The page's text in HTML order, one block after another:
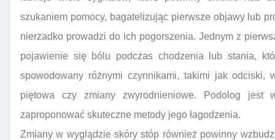
szukaniem pomocy, bagatelizując pierwsze objawy lub
nierzadko prowadzi do ich pogorszenia. Jednym z
pojawienie się bólu podczas chodzenia lub stania,
spowodowany różnymi czynnikami, takimi jak odciski,
piętowa czy zmiany zwyrodnieniowe. Podolog jest
zaproponować skuteczne metody jego łagodzenia.
Zmiany w wyglądzie skóry stóp również powinny